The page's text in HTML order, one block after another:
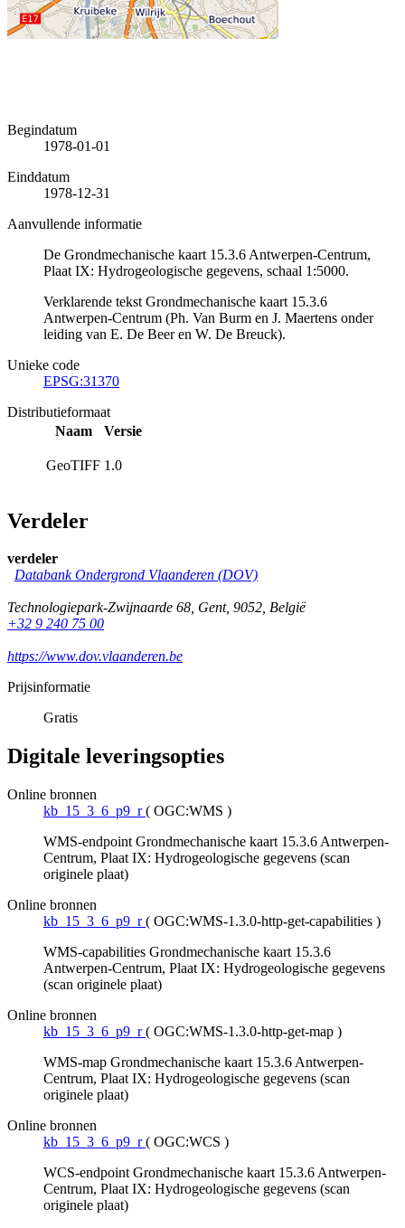
Begindatum
1978-01-01
Einddatum
1978-12-31
Aanvullende informatie
De Grondmechanische kaart 15.3.6 Antwerpen-Centrum,
Plaat IX: Hydrogeologische gegevens, schaal 1:5000.
Verklarende tekst Grondmechanische kaart 15.3.6
Antwerpen-Centrum (Ph. Van Burm en J. Maertens onder
leiding van E. De Beer en W. De Breuck).
Unieke code
EPSG:31370
Distributieformaat
Naam
Versie
GeoTIFF 1.0
Verdeler
verdeler
Databank Ondergrond Vlaanderen (DOV)
Technologiepark-Zwijnaarde 68, Gent, 9052, België
+32 9 240 75 00
https://www.dov.vlaanderen.be
Prijsinformatie
Gratis
Digitale leveringsopties
Online bronnen
kb_15_3_6_p9_r ( OGC:WMS )
WMS-endpoint Grondmechanische kaart 15.3.6 Antwerpen-
Centrum, Plaat IX: Hydrogeologische gegevens (scan
originele plaat)
Online bronnen
kb_15_3_6_p9_r ( OGC:WMS-1.3.0-http-get-capabilities )
WMS-capabilities Grondmechanische kaart 15.3.6
Antwerpen-Centrum, Plaat IX: Hydrogeologische gegevens
(scan originele plaat)
Online bronnen
kb_15_3_6_p9_r ( OGC:WMS-1.3.0-http-get-map )
WMS-map Grondmechanische kaart 15.3.6 Antwerpen-
Centrum, Plaat IX: Hydrogeologische gegevens (scan
originele plaat)
Online bronnen
kb_15_3_6_p9_r ( OGC:WCS )
WCS-endpoint Grondmechanische kaart 15.3.6 Antwerpen-
Centrum, Plaat IX: Hydrogeologische gegevens (scan
originele plaat)